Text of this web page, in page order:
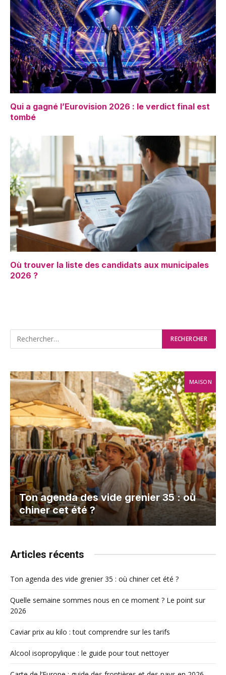
Qui a gagné l’Eurovision 2026 : le verdict final est
tombé
Où trouver la liste des candidats aux municipales
2026 ?
MAISON
Ton agenda des vide grenier 35 : où
chiner cet été ?
Articles récents
Ton agenda des vide grenier 35 : où chiner cet été ?
Quelle semaine sommes nous en ce moment ? Le point sur
2026
Caviar prix au kilo : tout comprendre sur les tarifs
Alcool isopropylique : le guide pour tout nettoyer